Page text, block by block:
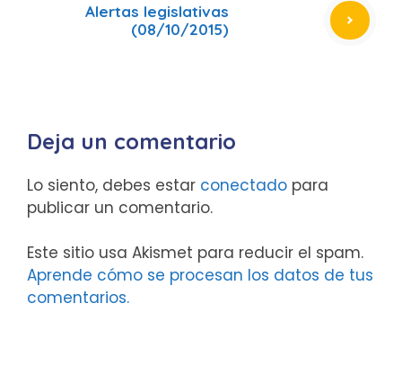
Alertas legislativas
(08/10/2015)
Deja un comentario
Lo siento, debes estar conectado para
publicar un comentario.
Este sitio usa Akismet para reducir el spam.
Aprende cómo se procesan los datos de tus
comentarios.